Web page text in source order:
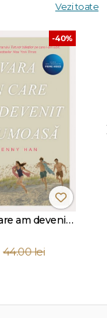
Vezi toate
-40%
Vara în care am devenit frumoasă (seria Vara, vol. 1)
44.00 lei